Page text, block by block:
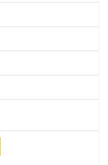
TEKINIMO PLOKŠTELĖ